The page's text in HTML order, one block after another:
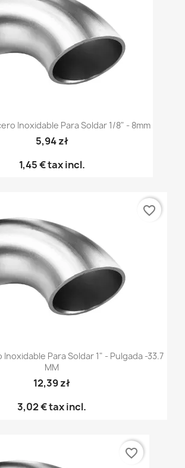
Inoxidable Para Soldar 1/8" - 8mm
5,94 zł
1,45 €tax incl.
Para Soldar 1" - Pulgada -33.7
MM
12,39 zł
3,02 €tax incl.
favorite_border
favorite_border